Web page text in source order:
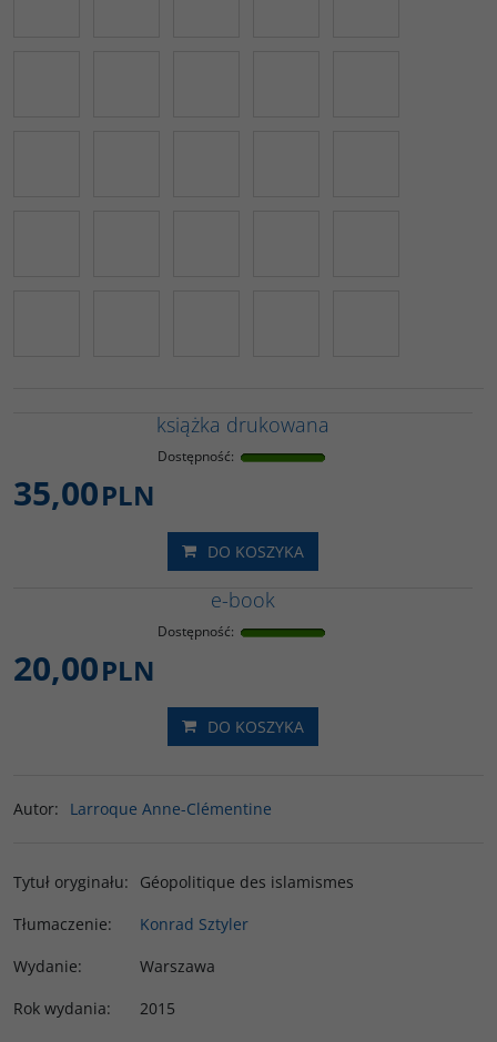
książka drukowana
Dostępność:
35,00PLN
DO KOSZYKA
e-book
Dostępność:
20,00PLN
DO KOSZYKA
Autor: Larroque Anne-Clémentine
Tytuł oryginału:
Géopolitique des islamismes
Tłumaczenie:
Konrad Sztyler
Wydanie:
Warszawa
Rok wydania:
2015